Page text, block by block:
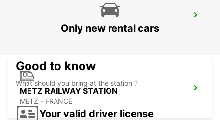
WOIPPY - FRANCE
METZ RAILWAY STATION
METZ - FRANCE
Only new rental cars
Good to know
What should you bring at the station ?
Your valid driver license